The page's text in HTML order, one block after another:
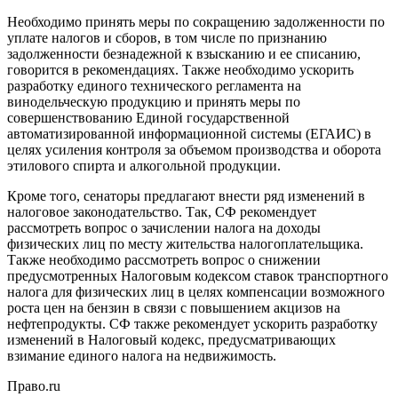
Необходимо принять меры по сокращению задолженности по
уплате налогов и сборов, в том числе по признанию
задолженности безнадежной к взысканию и ее списанию,
говорится в рекомендациях. Также необходимо ускорить
разработку единого технического регламента на
винодельческую продукцию и принять меры по
совершенствованию Единой государственной
автоматизированной информационной системы (ЕГАИС) в
целях усиления контроля за объемом производства и оборота
этилового спирта и алкогольной продукции.
Кроме того, сенаторы предлагают внести ряд изменений в
налоговое законодательство. Так, СФ рекомендует
рассмотреть вопрос о зачислении налога на доходы
физических лиц по месту жительства налогоплательщика.
Также необходимо рассмотреть вопрос о снижении
предусмотренных Налоговым кодексом ставок транспортного
налога для физических лиц в целях компенсации возможного
роста цен на бензин в связи с повышением акцизов на
нефтепродукты. СФ также рекомендует ускорить разработку
изменений в Налоговый кодекс, предусматривающих
взимание единого налога на недвижимость.
Право.ru